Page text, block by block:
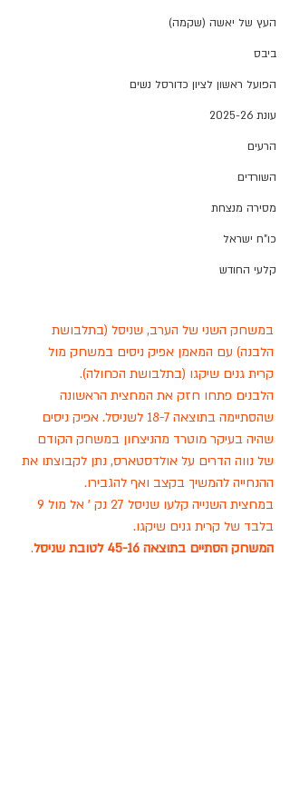
העץ של יאשה (שקמה)
ביבס
הפועל ראשון לציון כדורסל נשים
עונת 2025-26
הרעים
השורדים
מסירה מנצחת
כו"ח ישראל
קלעי החודש
במשחק השני של הערב, שניסל (בתלבושת
הלבנה) עם המאמן אפיק ניסים במשחק מול
קרית גנים שיקגו (בתלבושת הכחולה).
הלבנים פתחו חזק את המחצית הראשונה
שהסתיימה בתוצאה 18-7 לשניסל. אפיק ניסים
שהיה בעיקר מוטרד מהניצחון במשחק הקודם
של נווה הדרים על אולדסטארס, נתן לקבוצתו את
ההנחייה להמשיך בקצב ואף להגבירו.
בלבד של קרית גנים שיקגו.
המשחק הסתיים בתוצאה 45-16 לטובת שניסל
.